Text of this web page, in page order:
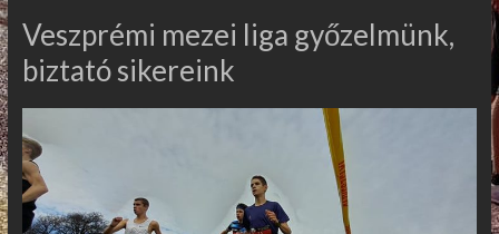
Veszprémi mezei liga győzelmünk,
biztató sikereink